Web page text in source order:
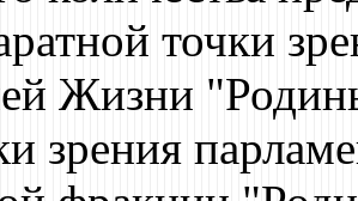
точки
Жизни
зрения